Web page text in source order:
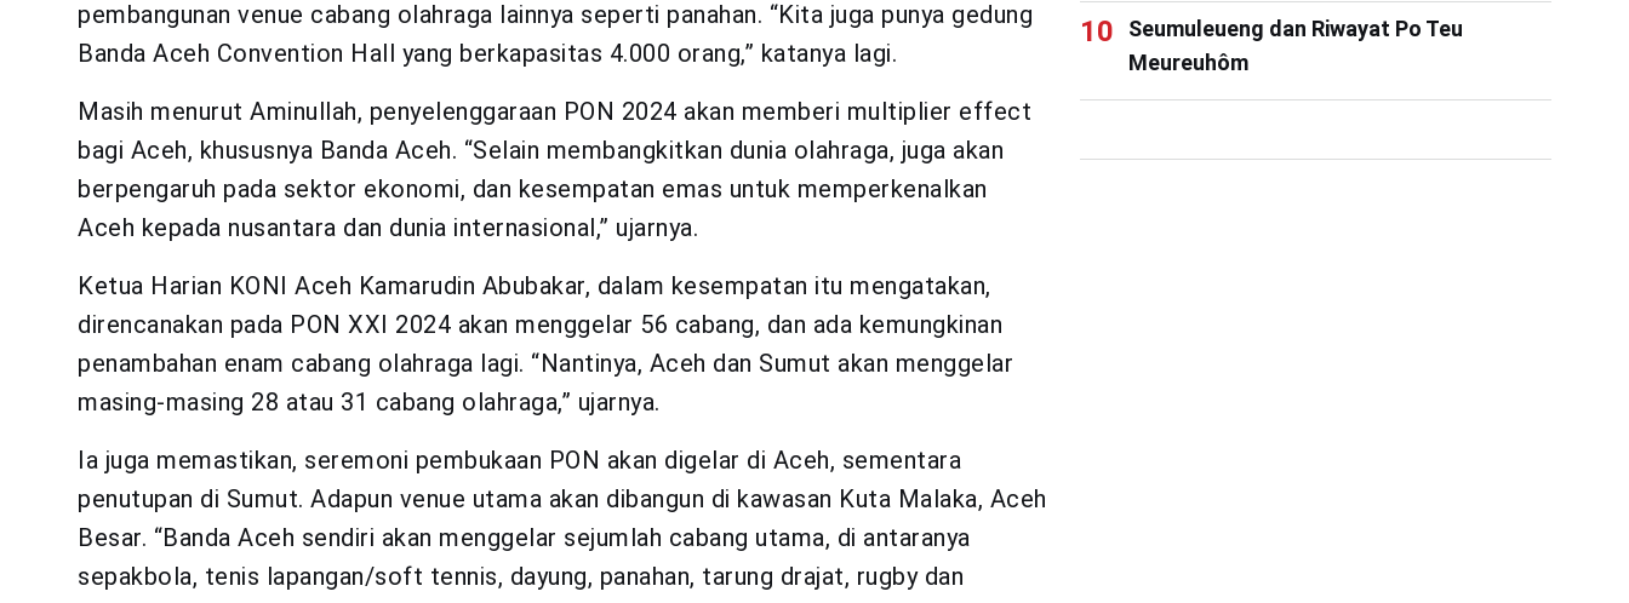
pembangunan venue cabang olahraga lainnya seperti panahan. “Kita juga punya gedung
Banda Aceh Convention Hall yang berkapasitas 4.000 orang,” katanya lagi.
Masih menurut Aminullah, penyelenggaraan PON 2024 akan memberi multiplier effect
bagi Aceh, khususnya Banda Aceh. “Selain membangkitkan dunia olahraga, juga akan
berpengaruh pada sektor ekonomi, dan kesempatan emas untuk memperkenalkan
Aceh kepada nusantara dan dunia internasional,” ujarnya.
Ketua Harian KONI Aceh Kamarudin Abubakar, dalam kesempatan itu mengatakan,
direncanakan pada PON XXI 2024 akan menggelar 56 cabang, dan ada kemungkinan
penambahan enam cabang olahraga lagi. “Nantinya, Aceh dan Sumut akan menggelar
masing-masing 28 atau 31 cabang olahraga,” ujarnya.
Ia juga memastikan, seremoni pembukaan PON akan digelar di Aceh, sementara
penutupan di Sumut. Adapun venue utama akan dibangun di kawasan Kuta Malaka, Aceh
Besar. “Banda Aceh sendiri akan menggelar sejumlah cabang utama, di antaranya
sepakbola, tenis lapangan/soft tennis, dayung, panahan, tarung drajat, rugby dan
Seumuleueng dan Riwayat Po Teu
Meureuhôm